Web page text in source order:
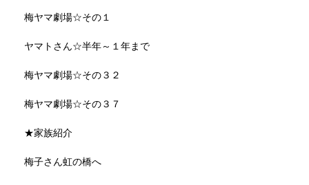
梅ヤマ劇場☆その１
ヤマトさん☆半年～１年まで
梅ヤマ劇場☆その３２
梅ヤマ劇場☆その３７
★家族紹介
梅子さん虹の橋へ